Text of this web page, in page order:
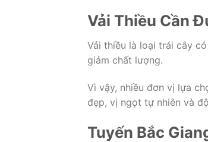
Vải Thiều Cần
Vải thiều là loại trái cây
giảm chất lượng.
Vì vậy, nhiều đơn vị lựa
đẹp, vị ngọt tự nhiên và
Tuyến Bắc